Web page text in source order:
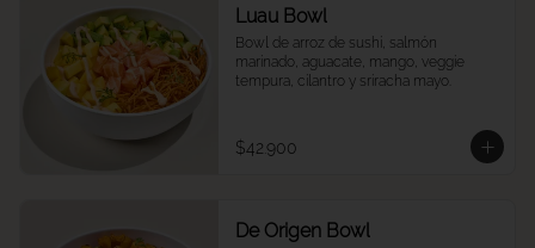
Luau Bowl
Bowl de arroz de sushi, salmón
marinado, aguacate, mango, veggie
tempura, cilantro y sriracha mayo.
$42.900
De Origen Bowl